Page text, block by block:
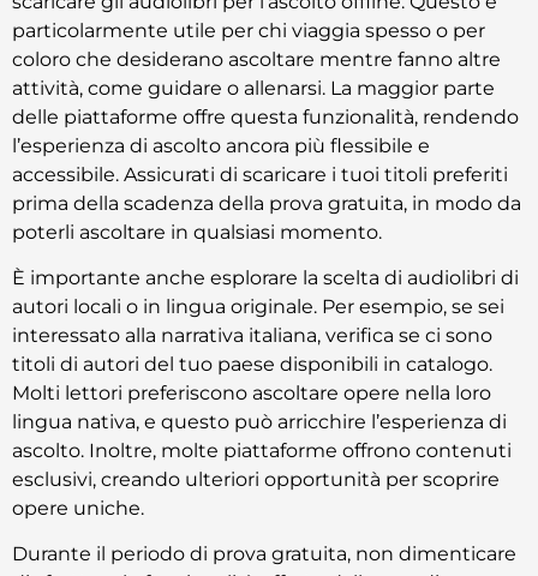
particolarmente utile per chi viaggia spesso o per
coloro che desiderano ascoltare mentre fanno altre
attività, come guidare o allenarsi. La maggior parte
delle piattaforme offre questa funzionalità, rendendo
l’esperienza di ascolto ancora più flessibile e
accessibile. Assicurati di scaricare i tuoi titoli preferiti
prima della scadenza della prova gratuita, in modo da
poterli ascoltare in qualsiasi momento.
È importante anche esplorare la scelta di audiolibri di
autori locali o in lingua originale. Per esempio, se sei
interessato alla narrativa italiana, verifica se ci sono
titoli di autori del tuo paese disponibili in catalogo.
Molti lettori preferiscono ascoltare opere nella loro
lingua nativa, e questo può arricchire l’esperienza di
ascolto. Inoltre, molte piattaforme offrono contenuti
esclusivi, creando ulteriori opportunità per scoprire
opere uniche.
Durante il periodo di prova gratuita, non dimenticare